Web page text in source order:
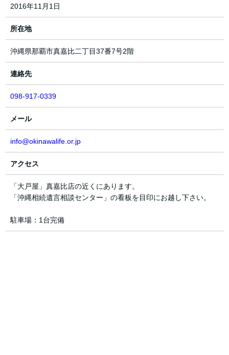
2016年11月1日
所在地
沖縄県那覇市真嘉比二丁目37番7号2階
連絡先
098-917-0339
メール
info@okinawalife.or.jp
アクセス
「大戸屋」真嘉比店の近くにあります。
「沖縄相続遺言相談センター」の看板を目印にお越し下さい。
駐車場：1台完備